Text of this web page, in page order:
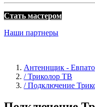
Стать мастером
Наши партнеры
Антеннщик -
/ Триколор ТВ
/ Подключение